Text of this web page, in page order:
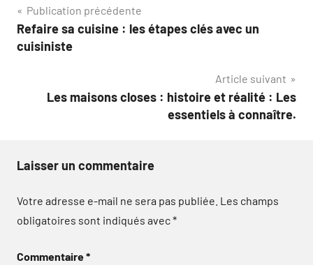
Navigation
de
Publication précédente
Refaire sa cuisine : les étapes clés avec un
cuisiniste
Article suivant
Les maisons closes : histoire et réalité : Les
essentiels à connaître.
Laisser un commentaire
Votre adresse e-mail ne sera pas publiée. Les champs
obligatoires sont indiqués avec*
Commentaire*